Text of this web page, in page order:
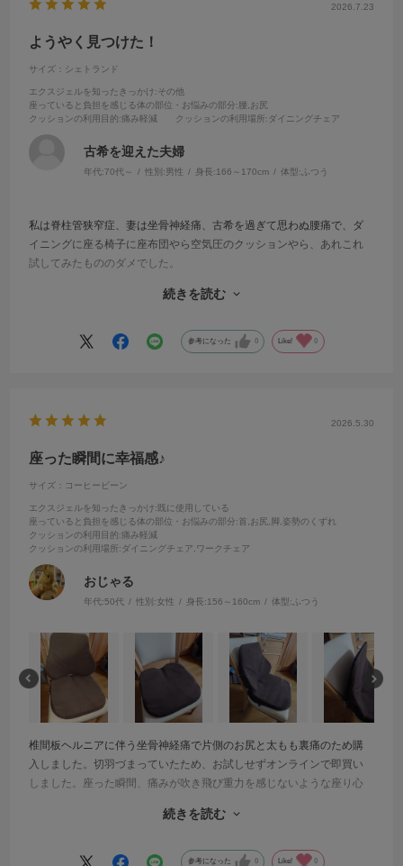
2026.7.23
ようやく見つけた！
サイズ：シェトランド
エクスジェルを知ったきっかけ :その他
座っていると負担を感じる体の部位・お悩みの部分:腰,お尻
クッションの利用目的:痛み軽減 クッションの利用場所:ダイニングチェア
古希を迎えた夫婦
年代:70代～ 性別:男性 身長:166～170cm 体型: ふつう
私は脊柱管狭窄症、妻は坐骨神経痛、古希を過ぎて思わぬ腰痛で、ダ
イニングに座る椅子に座布団やら空気圧のクッションやら、あれこれ
試してみたもののダメでした。
た。しかも連絡するとサンプルを貸す制度があると。一週間お借りし
ね、喜んでいます。ありがとうございます！
続きを読む
参考になった 0 Like! 0
2026.5.30
座った瞬間に幸福感♪
サイズ：コーヒービーン
エクスジェルを知ったきっかけ :既に使用している
座っていると負担を感じる体の部位・お悩みの部分:首,お尻,脚,姿勢のくずれ
クッションの利用目的:痛み軽減
クッションの利用場所:ダイニングチェア,ワークチェア
おじゃる
年代:50代 性別:女性 身長:156～160cm 体型:ふつう
椎間板ヘルニアに伴う坐骨神経痛で片側のお尻と太もも裏痛のため購
入しました。切羽づまっていたため、お試しせずオンラインで即買い
しました。座った瞬間、痛みが吹き飛び重力を感じないような座り心
コーヒービーンの色や質感も期待通りです。
ョンがフィットせず差し込めるものを探しています
続きを読む
参考になった 0 Like! 0